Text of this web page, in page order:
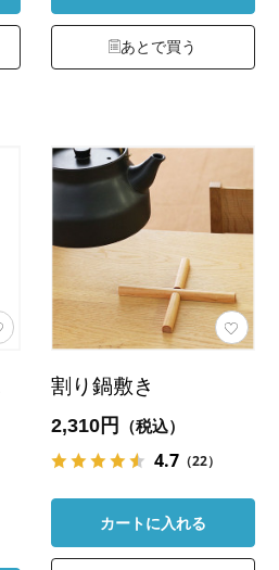
あとで買う
割り鍋敷き
2,310円 （税込）
4.7 （22）
カートに入れる